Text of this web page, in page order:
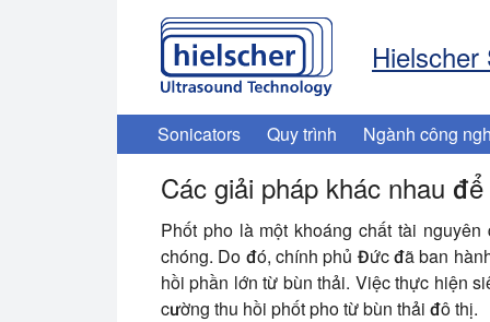
Hielscher
Sonicators Quy trình Ngành công
Các giải pháp khác nhau
Phốt pho là một khoáng chất tài
chóng. Do đó, chính phủ Đức đã ban
hồi phần lớn từ bùn thải. Việc thực hiện
cường thu hồi phốt pho từ bùn thải đô thị.